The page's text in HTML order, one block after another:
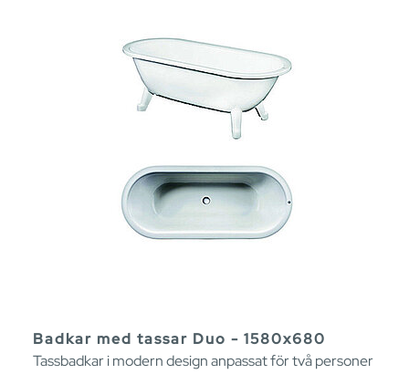
Badkar med tassar Duo - 1580x680
Tassbadkar i modern design anpassat för två personer